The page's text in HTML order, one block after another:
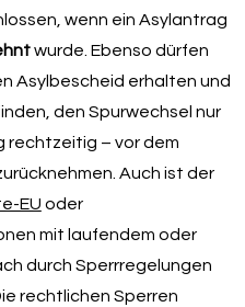
wenn ein Asylantrag
wurde. Ebenso dürfen
Asylbescheid erhalten und
den Spurwechsel nur
rechtzeitig – vor dem
Auch ist der
EU oder
mit laufendem oder
durch Sperrregelungen
rechtlichen Sperren